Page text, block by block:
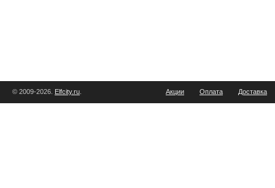
© 2009-2026. Elfcity.ru Акции Оплата Доставка